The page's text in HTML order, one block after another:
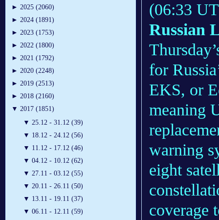
► 2025 (2060)
► 2024 (1891)
► 2023 (1753)
► 2022 (1800)
► 2021 (1792)
► 2020 (2248)
► 2019 (2513)
► 2018 (2160)
▼ 2017 (1851)
▼ 25.12 - 31.12 (39)
▼ 18.12 - 24.12 (56)
▼ 11.12 - 17.12 (46)
▼ 04.12 - 10.12 (62)
▼ 27.11 - 03.12 (55)
▼ 20.11 - 26.11 (50)
▼ 13.11 - 19.11 (37)
▼ 06.11 - 12.11 (59)
(06:33
Russian
for
EKS, or
meaning
warning
eight
coverage